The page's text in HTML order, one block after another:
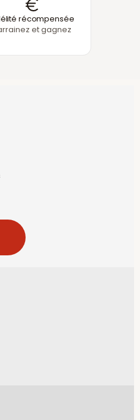
récompensée
et gagnez